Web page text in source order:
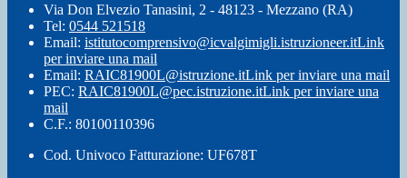
Via Don Elvezio Tanasini, 2 - 48123 - Mezzano (RA)
Tel: 0544 521518
Email: istitutocomprensivo@icvalgimigli.istruzioneer.itLink
per inviare una mail
Email: RAIC81900L@istruzione.itLink per inviare una mail
PEC: RAIC81900L@pec.istruzione.itLink per inviare una
mail
C.F.: 80100110396
Cod. Univoco Fatturazione: UF678T